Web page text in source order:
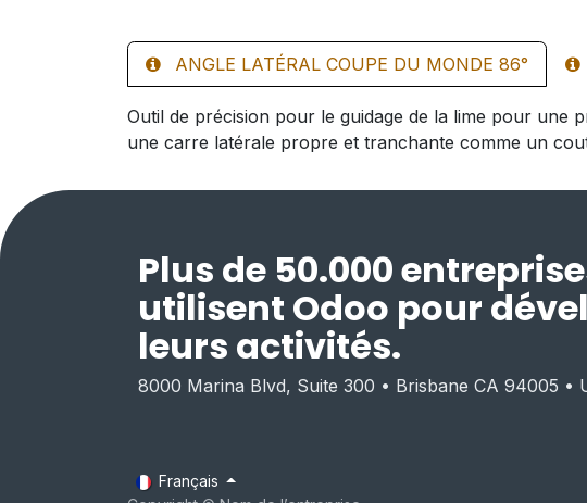
ANGLE LATÉRAL COUPE DU MONDE 86°
Outil de précision pour le guidage de la lime pour une
une carre latérale propre et tranchante comme un
Plus de 50.000
utilisent Odoo pour
leurs activités.
8000 Marina Blvd, Suite 300 • Brisbane CA 94005 •
Français